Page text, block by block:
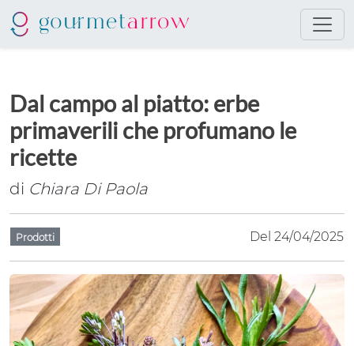
Dal campo al piatto: erbe
primaverili che profumano le
ricette
di Chiara Di Paola
Prodotti Del 24/04/2025